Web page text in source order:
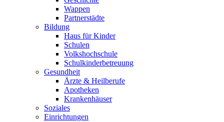
Wappen
Partnerstädte
Bildung
Haus für Kinder
Schulen
Volkshochschule
Schulkinderbetreuung
Gesundheit
Ärzte & Heilberufe
Apotheken
Krankenhäuser
Soziales
Einrichtungen